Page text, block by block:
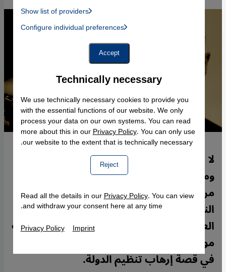
لا يفاجِئ وجود ارتباطٍ بين نظام بشار الأسد
وما يسمى بالدولة الإسلامية (داعش) الكثير
من السوريين، وعلى عكس الصورة التي لازال
النظام يحاول تصويرها لوسائل الإعلام
العالمية بأن الأسد يقاتل التنظيم، فهناك أدلة
موثقةٌ على مشاركة نظام الأسد الدكتاتوري
في قصة إرهاب تنظيم الدولة.
Technically necessary
We use technically necessary cookies to provide you
with the essential functions of our website. We only
process your data on our own systems. You can read
more about this in ourPrivacy Policy. You can only use
our website to the extent that is technically necessary.
Reject
Show list of providers
Instagram Embed, Twitter Embed, Youtube Embed
Facebook Embed / Facebook Connect
Google Maps Embed
Configure individual preferences
Accept
Read all the details in ourPrivacy Policy. You can view
and withdraw your consent here at any time.
Privacy Policy Imprint